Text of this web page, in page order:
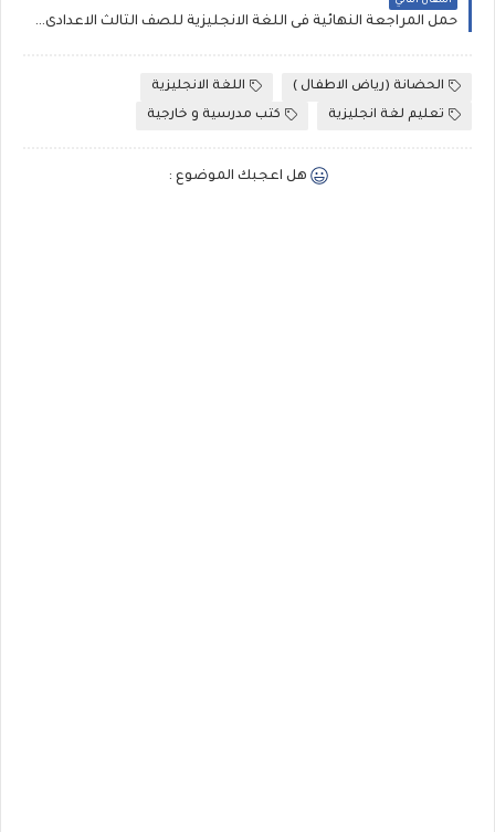
حمل المراجعة النهائية فى اللغة الانجليزية للصف الثالث الاعدادى ، 16 إمتحان لغة انجليزية ثالث اعدادى ترم أول
الحضانة (رياض الاطفال )
اللغة الانجليزية
تعليم لغة انجليزية
كتب مدرسية و خارجية
هل اعجبك الموضوع :